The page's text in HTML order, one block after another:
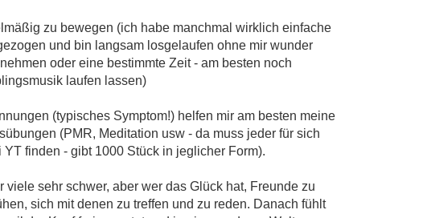
zu bewegen (ich habe manchmal wirklich einfache
und bin langsam losgelaufen ohne mir wunder
oder eine bestimmte Zeit - am besten noch
laufen lassen)
(typisches Symptom!) helfen mir am besten meine
(PMR, Meditation usw - da muss jeder für sich
finden - gibt 1000 Stück in jeglicher Form).
viele sehr schwer, aber wer das Glück hat, Freunde zu
sich mit denen zu treffen und zu reden. Danach fühlt